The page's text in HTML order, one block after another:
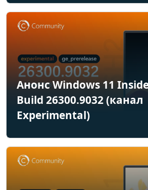
Анонс Windows 11
Build 26300.9032 (канал
Experimental)